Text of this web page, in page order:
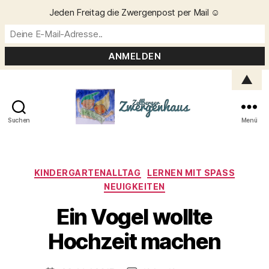
Suchen Menü
Kategorien
KINDERGARTENALLTAG
LERNEN MIT SPASS
NEUIGKEITEN
Ein Vogel wollte
Hochzeit machen
Beitragsautor
V
o
n
C
Jeden Freitag die Zwergenpost per Mail ☺️
▲